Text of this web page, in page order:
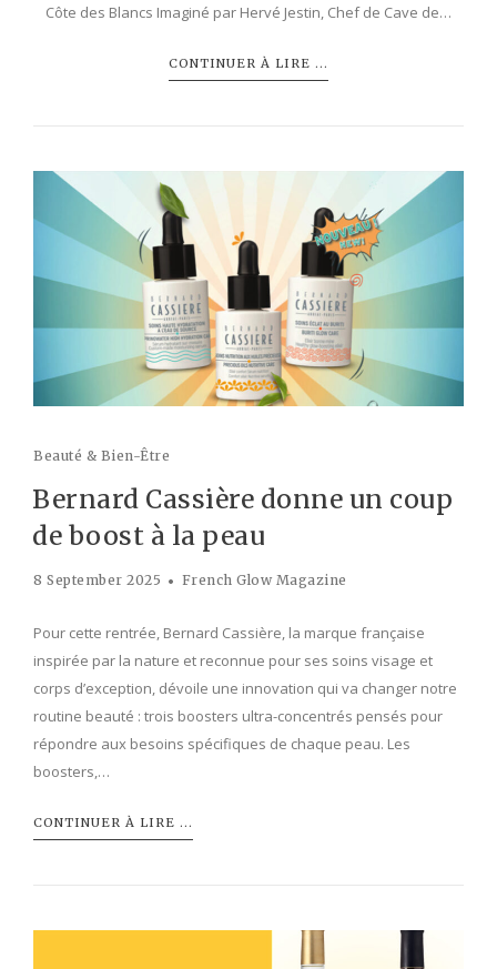
Côte des Blancs Imaginé par Hervé Jestin, Chef de Cave de…
CONTINUER À LIRE ...
Beauté & Bien-Être
Bernard Cassière donne un coup
de boost à la peau
8 September 2025 French Glow Magazine
Pour cette rentrée, Bernard Cassière, la marque française
inspirée par la nature et reconnue pour ses soins visage et
corps d’exception, dévoile une innovation qui va changer notre
routine beauté : trois boosters ultra-concentrés pensés pour
répondre aux besoins spécifiques de chaque peau. Les
boosters,…
CONTINUER À LIRE ...